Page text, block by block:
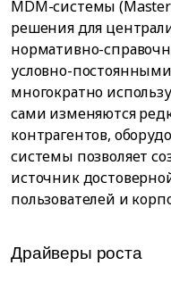
MDM-системы
решения для
нормативно-
условно-
многократно
сами изменяются
контрагентов,
системы позволяет
источник
пользователей и
Драйверы роста